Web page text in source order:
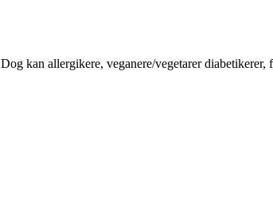
kan allergikere, veganere/vegetarer diabetikerer,